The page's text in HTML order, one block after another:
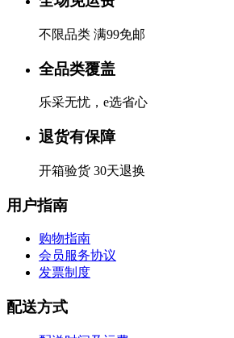
不限品类 满99免邮
全品类覆盖
乐采无忧，e选省心
退货有保障
开箱验货 30天退换
用户指南
购物指南
会员服务协议
发票制度
配送方式